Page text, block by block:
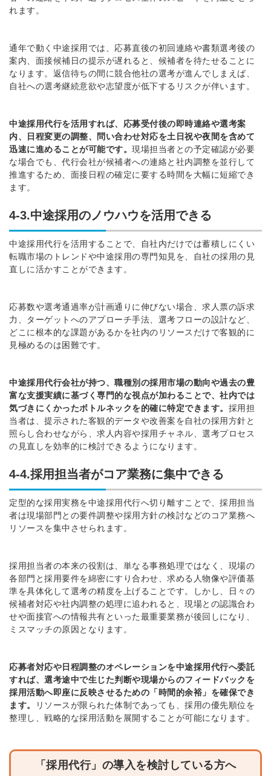
れます。
通年で動く中途採用では、応募直後の初回連絡や書類選考後の
案内、面接候補日の提示が遅れると、候補者を待たせることに
なります。返信待ちの間に競合他社の選考が進んでしまえば、
自社への選考継続意欲や志望度が低下するリスクが伴います。
中途採用代行を活用すれば、応募受付後の即時連絡や選考案
内、日程変更の調整、問い合わせ対応を土日祝や夜間を含めて
迅速に進めることが可能です。 現場担当者との予定確認が必要
な場合でも、代行会社が候補者への連絡と社内調整を並行して
推進するため、面接日程の確定に要する時間を大幅に短縮でき
ます。
4-3.中途採用のノウハウを活用できる
中途採用代行を活用することで、自社内だけでは蓄積しにくい
転職市場のトレンドや中途採用の専門知見を、自社の採用の見
直しに活かすことができます。
応募数や選考通過率が計画通りに伸びない場合、求人票の訴求
力、ターゲットへのアプローチ手法、選考フローの設計など、
どこに根本的な課題があるかを社内のリソースだけで客観的に
見極めるのは困難です。
中途採用代行会社が持つ、職種別の採用市場の動向や過去の豊
富な支援実績に基づく専門的な視点が加わることで、社内では
気づきにくかったボトルネックを的確に特定できます。 採用担
当者は、提示された客観的データや改善案を自社の採用方針と
照らし合わせながら、求人内容や採用チャネル、選考プロセス
の見直しを効率的に検討できるようになります。
4-4.採用担当者がコア業務に集中できる
定型的な採用実務を中途採用代行へ切り離すことで、採用担当
者は現場部門との要件調整や採用方針の検討などのコア業務へ
リソースを集中させられます。
採用担当者の本来の役割は、単なる事務処理ではなく、現場の
各部門と採用要件を綿密にすり合わせ、求める人物像や評価基
準を具体化して選考の精度を上げることです。しかし、日々の
候補者対応や社内調整の処理に追われると、現場との認識合わ
せや面接官への情報共有といった最重要業務が後回しになり、
ミスマッチの原因となります。
応募者対応や日程調整のオペレーションを中途採用代行へ委託
すれば、選考途中で生じた判断や現場からのフィードバックを
採用活動へ即座に反映させるための「時間的余裕」を確保でき
ます。
リソースが限られた体制であっても、採用の優先順位を
整理し、戦略的な採用活動を展開することが可能になります。
「採用代行」の導入を検討している方へ